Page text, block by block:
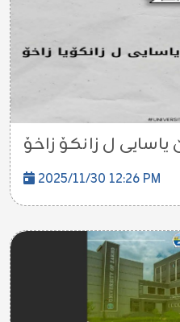
ل زانکۆ زاخۆ
2025/11/30 12:26 PM